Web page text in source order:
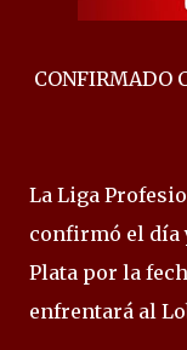
CONFIRMADO
La Liga
confirmó el día
Plata por la
enfrentará al